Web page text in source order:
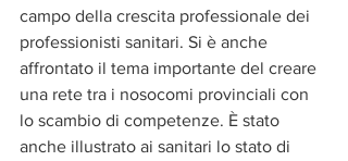
campo della crescita professionale dei
professionisti sanitari. Si è anche
affrontato il tema importante del creare
una rete tra i nosocomi provinciali con
lo scambio di competenze. È stato
anche illustrato ai sanitari lo stato di